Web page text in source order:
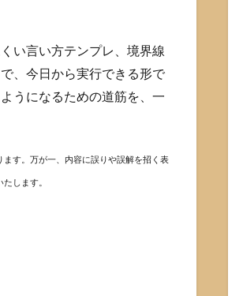
い言い方テンプレ、境界線
、今日から実行できる形で
うになるための道筋を、一
す。万が一、内容に誤りや誤解を招く表
します。